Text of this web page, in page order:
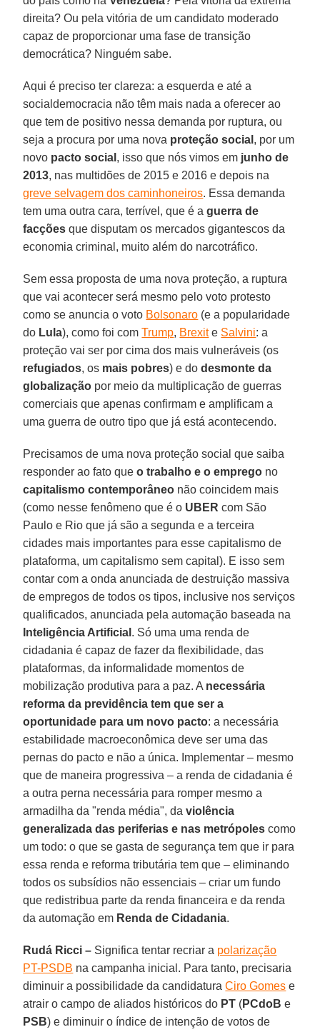
direita? Ou pela vitória de um candidato moderado
capaz de proporcionar uma fase de transição
democrática? Ninguém sabe.
Aqui é preciso ter clareza: a esquerda e até a
socialdemocracia não têm mais nada a oferecer ao
que tem de positivo nessa demanda por ruptura, ou
seja a procura por uma nova proteção social , por um
novo pacto social , isso que nós vimos em junho de
2013, nas multidões de 2015 e 2016 e depois na
greve selvagem dos caminhoneiros. Essa demanda
tem uma outra cara, terrível, que é aguerra de
facçõesque disputam os mercados gigantescos da
economia criminal, muito além do narcotráfico.
Sem essa proposta de uma nova proteção, a ruptura
que vai acontecer será mesmo pelo voto protesto
como se anuncia o voto Bolsonaro (e a popularidade
do Lula), como foi comTrump, Brexite Salvini: a
proteção vai ser por cima dos mais vulneráveis (os
refugiados, os mais pobres) e do desmonte da
globalização por meio da multiplicação de guerras
comerciais que apenas confirmam e amplificam a
uma guerra de outro tipo que já está acontecendo.
Precisamos de uma nova proteção social que saiba
responder ao fato queo trabalho e o emprego no
capitalismo contemporâneo não coincidem mais
(como nesse fenômeno que é o UBER com São
Paulo e Rio que já são a segunda e a terceira
cidades mais importantes para esse capitalismo de
plataforma, um capitalismo sem capital). E isso sem
contar com a onda anunciada de destruição massiva
de empregos de todos os tipos, inclusive nos serviços
qualificados, anunciada pela automação baseada na
Inteligência Artificial . Só uma uma renda de
cidadania é capaz de fazer da flexibilidade, das
plataformas, da informalidade momentos de
mobilização produtiva para a paz. A necessária
reforma da previdência tem que ser a
oportunidade para um novo pacto: a necessária
estabilidade macroeconômica deve ser uma das
pernas do pacto e não a única. Implementar – mesmo
que de maneira progressiva – a renda de cidadania é
a outra perna necessária para romper mesmo a
armadilha da "renda média", daviolência
generalizada das periferias e nas metrópoles como
um todo: o que se gasta de segurança tem que ir para
essa renda e reforma tributária tem que – eliminando
todos os subsídios não essenciais – criar um fundo
que redistribua parte da renda financeira e da renda
da automação em Renda de Cidadania.
Rudá Ricci – Significa tentar recriar a polarização
PT-PSDB na campanha inicial. Para tanto, precisaria
diminuir a possibilidade da candidaturaCiro Gomes e
atrair o campo de aliados históricos do PT (PCdoB e
PSB) e diminuir o índice de intenção de votos de